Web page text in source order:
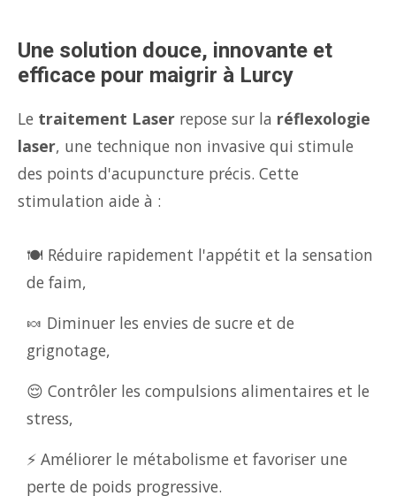
Une solution douce, innovante et
efficace pour maigrir à Lurcy
Le traitement Laser repose sur la réflexologie
laser, une technique non invasive qui stimule
des points d'acupuncture précis. Cette
stimulation aide à :
🍽️ Réduire rapidement l'appétit et la sensation
de faim,
🍬 Diminuer les envies de sucre et de
grignotage,
😌 Contrôler les compulsions alimentaires et le
stress,
⚡ Améliorer le métabolisme et favoriser une
perte de poids progressive.